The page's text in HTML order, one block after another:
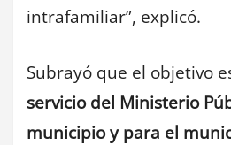
intrafamiliar”, explicó.
Subrayó que el objetivo
servicio del Ministerio
municipio y para el